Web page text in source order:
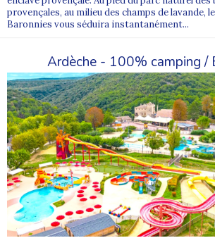
provençales, au milieu des champs de lavande,
Baronnies vous séduira instantanément...
Ardèche - 100% camping /